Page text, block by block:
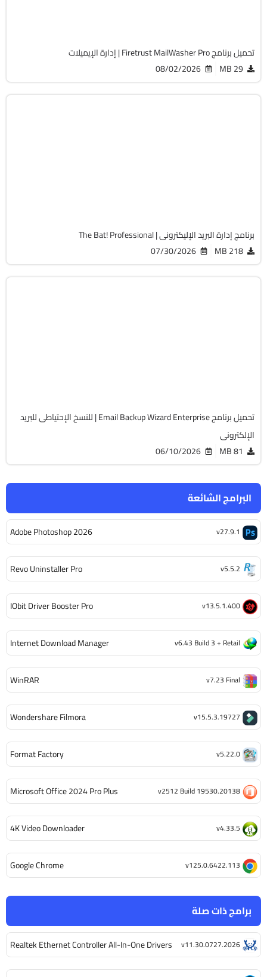
برامج ذات صلة
Realtek Ethernet Controller All-In-One Drivers v11.30.0727.2026
البرامج الشائعة
Adobe Photoshop 2026 v27.9.1
Revo Uninstaller Pro v5.5.2
IObit Driver Booster Pro v13.5.1.400
Internet Download Manager v6.43 Build 3 + Retail
WinRAR v7.23 Final
Wondershare Filmora v15.5.3.19727
Format Factory v5.22.0
Microsoft Office 2024 Pro Plus v2512 Build 19530.20138
4K Video Downloader v4.33.5
Google Chrome v125.0.6422.113
تحميل برنامج Firetrust MailWasher Pro | إدارة الإيميلات
29 MB
08/02/2026
برنامج إدارة البريد الإليكترونى | The Bat! Professional
218 MB
07/30/2026
تحميل برنامج Email Backup Wizard Enterprise | للنسخ الإحتياطى للبريد
الإلكترونى
81 MB
06/10/2026